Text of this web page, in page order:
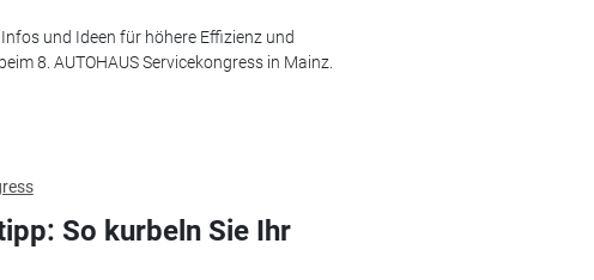
und Ideen für höhere Effizienz und
8. AUTOHAUS Servicekongress in Mainz.
So kurbeln Sie Ihr